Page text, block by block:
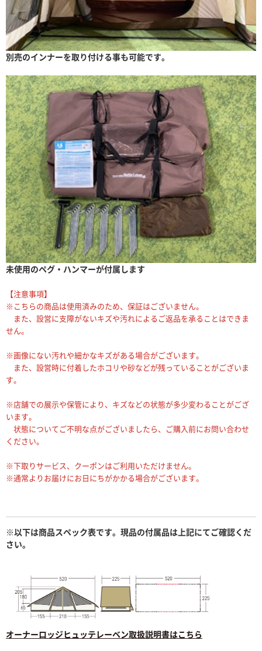
別売のインナーを取り付ける事も可能です。
未使用のペグ・ハンマーが付属します
【注意事項】
※こちらの商品は使用済みのため、保証はございません。
また、設営に支障がないキズや汚れによるご返品を承ることはできま
せん。
※画像にない汚れや細かなキズがある場合がございます。
また、設営時に付着したホコリや砂などが残っていることがございま
す。
※店舗での展示や保管により、キズなどの状態が多少変わることがござ
います。
状態についてご不明な点がございましたら、ご購入前にお問い合わせ
ください。
※下取りサービス、クーポンはご利用いただけません。
※通常よりお届けにお日にちがかかる場合がございます。
※以下は商品スペック表です。現品の付属品は上記にてご確認くだ
さい。
オーナーロッジヒュッテレーベン取扱説明書はこちら